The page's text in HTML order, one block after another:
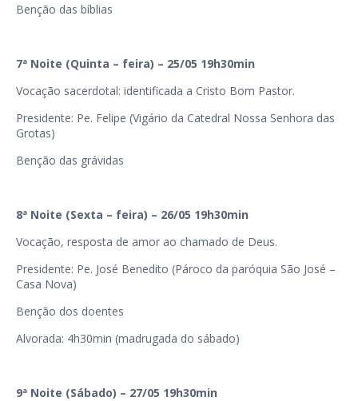
Benção das bíblias
7ª Noite (Quinta – feira) – 25/05 19h30min
Vocação sacerdotal: identificada a Cristo Bom Pastor.
Presidente: Pe. Felipe (Vigário da Catedral Nossa Senhora das
Grotas)
Benção das grávidas
8ª Noite (Sexta – feira) – 26/05 19h30min
Vocação, resposta de amor ao chamado de Deus.
Presidente: Pe. José Benedito (Pároco da paróquia São José –
Casa Nova)
Benção dos doentes
Alvorada: 4h30min (madrugada do sábado)
9ª Noite (Sábado) – 27/05 19h30min